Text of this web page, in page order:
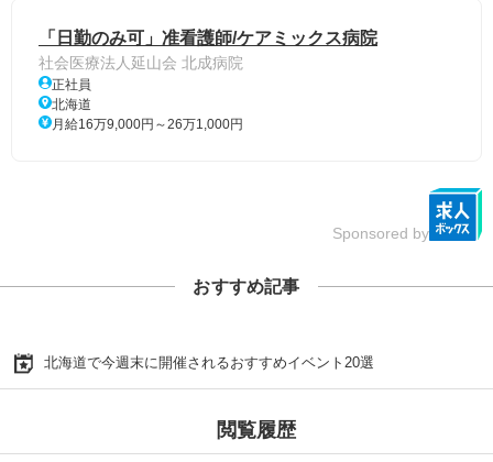
「日勤のみ可」准看護師/ケアミックス病院
社会医療法人延山会 北成病院
正社員
北海道
月給16万9,000円～26万1,000円
Sponsored by
おすすめ記事
北海道で今週末に開催されるおすすめイベント20選
閲覧履歴